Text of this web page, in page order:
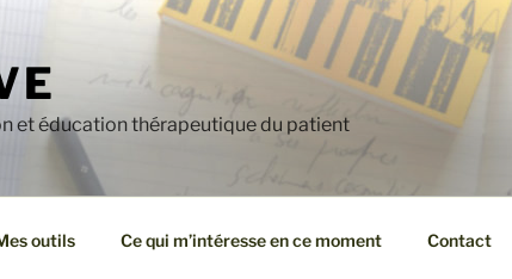
et éducation thérapeutique du patient
outils Ce qui m’intéresse en ce moment Contact